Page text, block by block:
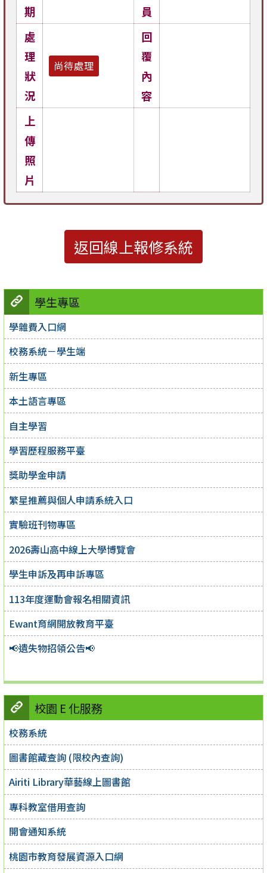
學生專區
學雜費入口網
校務系統－學生端
新生專區
本土語言專區
自主學習
學習歷程服務平臺
獎助學金申請
繁星推薦與個人申請系統入口
實驗班刊物專區
2026壽山高中線上大學博覽會
學生申訴及再申訴專區
113年度運動會報名相關資訊
Ewant育網開放教育平臺
📢遺失物招領公告📢
校園 E 化服務
校務系統
圖書館藏查詢 (限校內查詢)
Airiti Library華藝線上圖書館
專科教室借用查詢
開會通知系統
桃園市教育發展資源入口網
期
員
處
理
狀
況
尚待處理
回
覆
內
容
上
傳
照
片
返回線上報修系統